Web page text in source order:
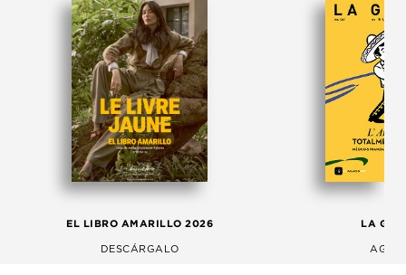
EL LIBRO AMARILLO 2026
DESCÁRGALO
LA